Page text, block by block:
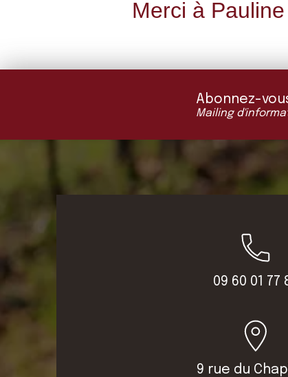
Merci à
Abonnez-
Mailing
09 60 01 77
9 rue du